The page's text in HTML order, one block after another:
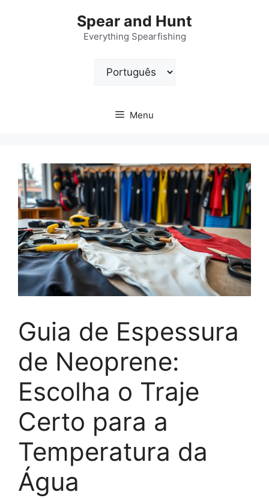
Spear and Hunt
Everything Spearfishing
Escolha
Menu
Guia de Espessura
de Neoprene:
Escolha o Traje
Certo para a
Temperatura da
Água